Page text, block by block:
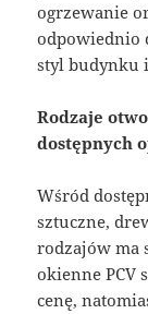
ogrzewanie
odpowiednio
styl budynku
Rodzaje
dostępnych
Wśród
sztuczne,
rodzajów ma
okienne PCV
cenę,